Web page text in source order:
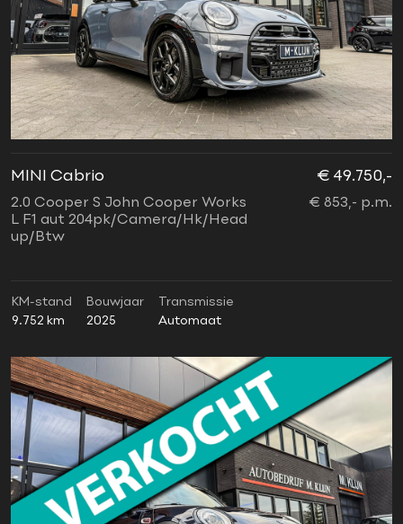
MINI Cabrio
2.0 Cooper S John Cooper Works
L F1 aut 204pk/Camera/Hk/Head
up/Btw
€ 49.750,-
€ 853,- p.m.
KM-stand
9.752 km
Bouwjaar
2025
Transmissie
Automaat